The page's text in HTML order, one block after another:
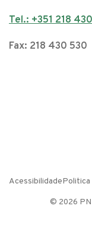
Tel.: +351 218
Fax: 218 430 530
AcessibilidadePolitica
© 2026